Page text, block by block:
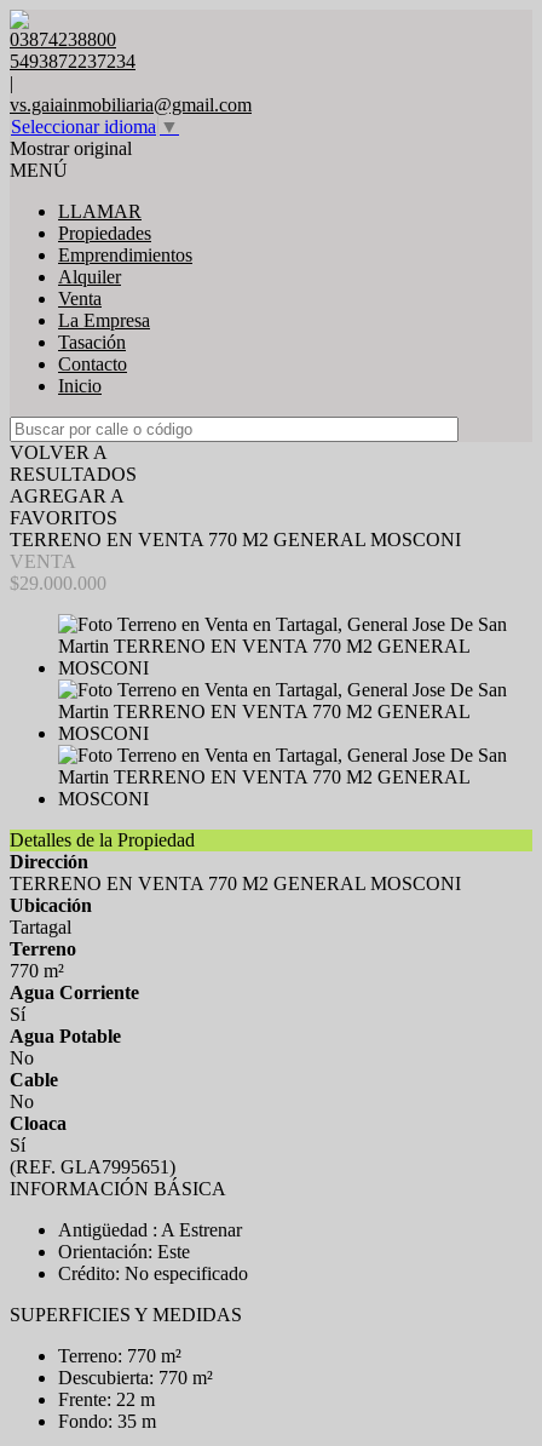
03874238800
5493872237234
|
vs.gaiainmobiliaria@gmail.com
Seleccionar idioma ▼
Mostrar original
MENÚ
LLAMAR
Propiedades
Emprendimientos
Alquiler
Venta
La Empresa
Tasación
Contacto
Inicio
VOLVER A
RESULTADOS
AGREGAR A
FAVORITOS
TERRENO EN VENTA 770 M2 GENERAL MOSCONI
VENTA
$29.000.000
Detalles de la Propiedad
Dirección
TERRENO EN VENTA 770 M2 GENERAL MOSCONI
Ubicación
Tartagal
Terreno
770 m²
Agua Corriente
Sí
Agua Potable
No
Cable
No
Cloaca
Sí
(REF. GLA7995651)
INFORMACIÓN BÁSICA
Antigüedad : A Estrenar
Orientación: Este
Crédito: No especificado
SUPERFICIES Y MEDIDAS
Terreno: 770 m²
Descubierta: 770 m²
Frente: 22 m
Fondo: 35 m